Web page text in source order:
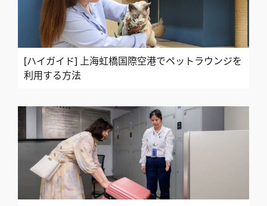
[ハイガイド] 上海虹橋国際空港でペットラウンジを
利用する方法